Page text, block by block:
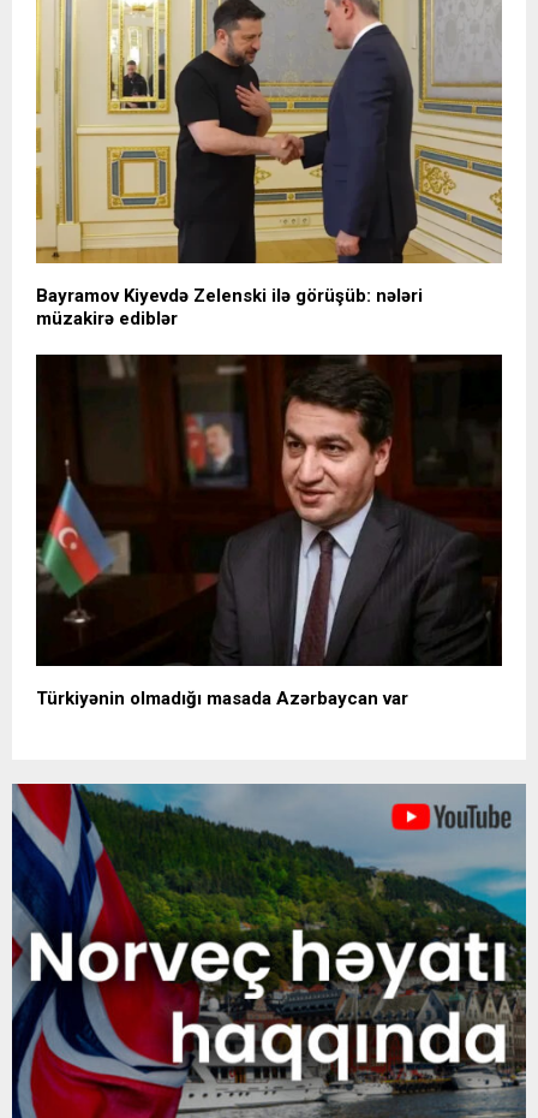
Bayramov Kiyevdə Zelenski ilə görüşüb: nələri
müzakirə ediblər
Türkiyənin olmadığı masada Azərbaycan var